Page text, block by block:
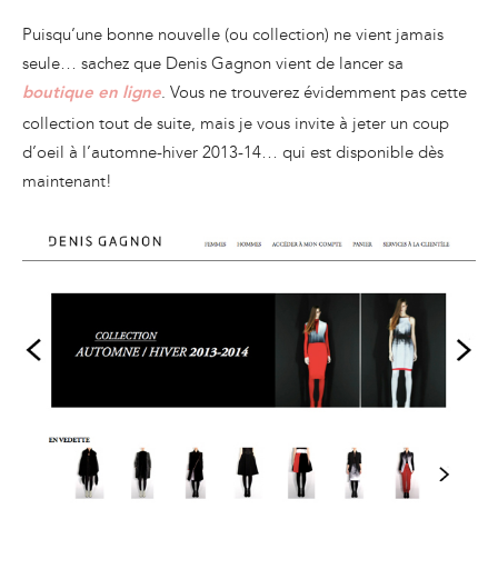
Puisqu’une bonne nouvelle (ou collection) ne vient jamais
seule… sachez que Denis Gagnon vient de lancer sa
boutique en ligne. Vous ne trouverez évidemment pas cette
collection tout de suite, mais je vous invite à jeter un coup
d’oeil à l’automne-hiver 2013-14… qui est disponible dès
maintenant!